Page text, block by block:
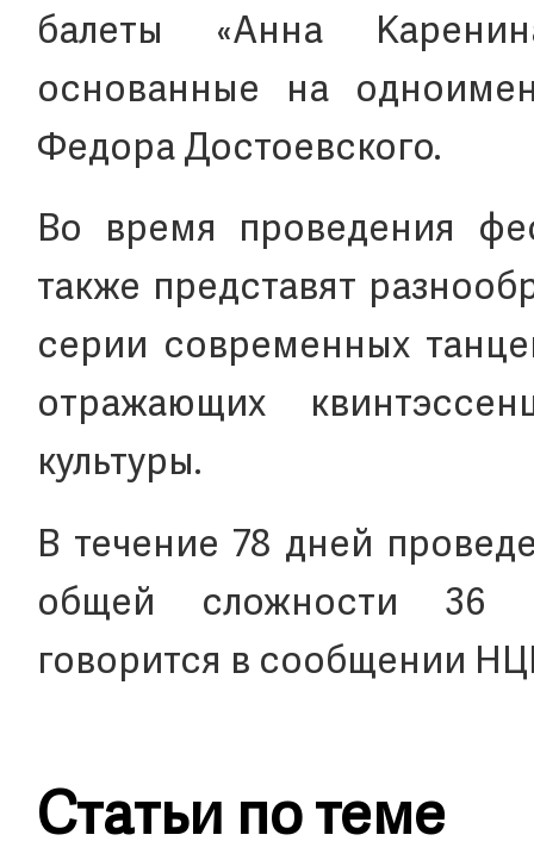
балеты «Анна
основанные на
Федора Достоевского.
Во время проведения
также представят
серии современных
отражающих
культуры.
В течение 78 дней
общей сложности 36
говорится в сообщении
Статьи по теме